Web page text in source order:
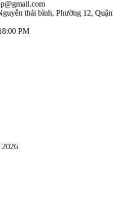
thái bình, Phường 12, Quận
PM
2026